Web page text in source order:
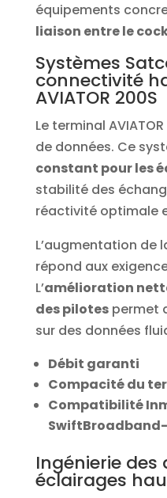
équipements
liaison entre le
Systèmes
connectivité
AVIATOR 200S
Le terminal
de données. Ce
constant pour les
stabilité des
réactivité optimale
L’augmentation de
répond aux
L’amélioration
des pilotespermet
sur des données
Débit garanti
Compacité du
Compatibilité
Ingénierie des
éclairages